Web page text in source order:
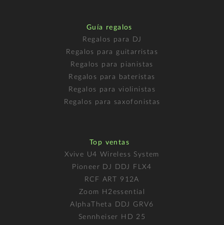
Guía regalos
Regalos para DJ
Regalos para guitarristas
Regalos para pianistas
Regalos para bateristas
Regalos para violinistas
Regalos para saxofonistas
Top ventas
Xvive U4 Wireless System
Pioneer DJ DDJ FLX4
RCF ART 912A
Zoom H2essential
AlphaTheta DDJ GRV6
Sennheiser HD 25